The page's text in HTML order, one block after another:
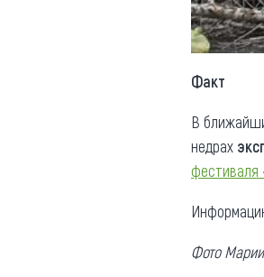
Факт
В
недрах
фестиваля
Фото